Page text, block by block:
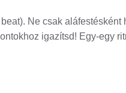
Ne csak aláfestésként
igazítsd! Egy-egy